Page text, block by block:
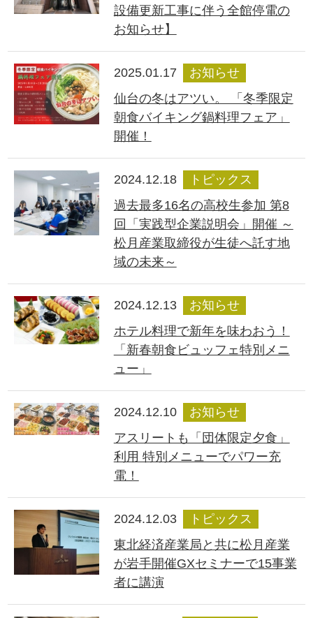
設備更新工事に伴う全館停電の
お知らせ】
2025.01.17
お知らせ
仙台の冬はアツい。 「冬季限定
朝食バイキング鍋料理フェア」
開催！
2024.12.18
トピックス
過去最多16名の高校生参加 第8
回「実践型企業説明会」開催 ～
松月産業取締役が生徒へ託す地
域の未来～
2024.12.13
お知らせ
ホテル料理で新年を味わおう！
「新春朝食ビュッフェ特別メニ
ュー」
2024.12.10
お知らせ
アスリートも「団体限定夕食」
利用 特別メニューでパワー充
電！
2024.12.03
トピックス
東北経済産業局と共に松月産業
が岩手開催GXセミナーで15事業
者に講演